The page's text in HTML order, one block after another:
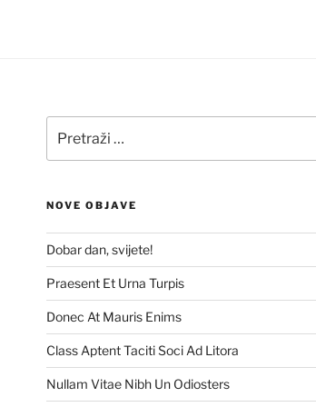
NOVE OBJAVE
Dobar dan, svijete!
Praesent Et Urna Turpis
Donec At Mauris Enims
Class Aptent Taciti Soci Ad Litora
Nullam Vitae Nibh Un Odiosters